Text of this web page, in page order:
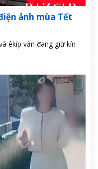
ảnh mùa Tết
êkíp vẫn đang giữ kín